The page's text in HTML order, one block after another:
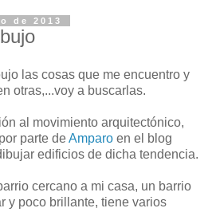
de 2013
las cosas que me encuentro y
otras,...voy a buscarlas.
al movimiento arquitectónico,
parte deAmparo en el blog
edificios de dicha tendencia.
cercano a mi casa, un barrio
y poco brillante, tiene varios